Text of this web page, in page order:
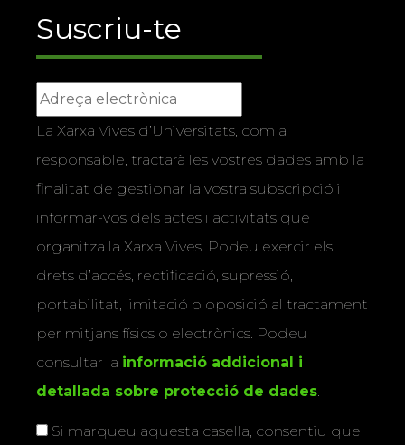
Suscriu-te
La Xarxa Vives d’Universitats, com a
responsable, tractarà les vostres dades amb la
finalitat de gestionar la vostra subscripció i
informar-vos dels actes i activitats que
organitza la Xarxa Vives. Podeu exercir els
drets d’accés, rectificació, supressió,
portabilitat, limitació o oposició al tractament
per mitjans físics o electrònics. Podeu
consultar la informació addicional i
detallada sobre protecció de dades.
Si marqueu aquesta casella, consentiu que